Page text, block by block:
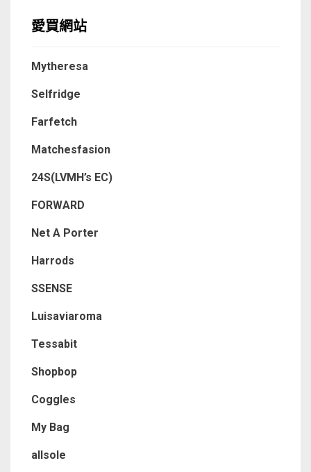
愛買網站
Mytheresa
Selfridge
Farfetch
Matchesfasion
24S(LVMH’s EC)
FORWARD
Net A Porter
Harrods
SSENSE
Luisaviaroma
Tessabit
Shopbop
Coggles
My Bag
allsole